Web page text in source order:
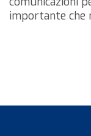
importante che